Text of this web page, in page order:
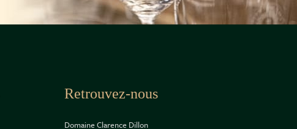
Retrouvez-nous
Domaine Clarence Dillon